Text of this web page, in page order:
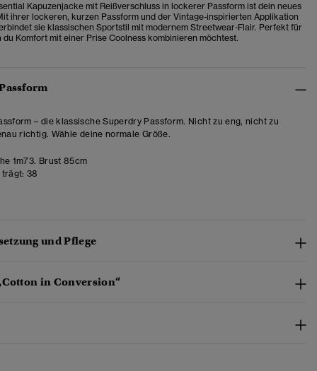
Kapuzenjacke mit Reißverschluss in lockerer Passform ist dein neues
ihrer lockeren, kurzen Passform und der Vintage-inspirierten Applikation
sie klassischen Sportstil mit modernem Streetwear-Flair. Perfekt für
du Komfort mit einer Prise Coolness kombinieren möchtest.
– die klassische Superdry Passform. Nicht zu eng, nicht zu
richtig. Wähle deine normale Größe.
1m73. Brust 85cm
trägt: 38
und Pflege
in Conversion“